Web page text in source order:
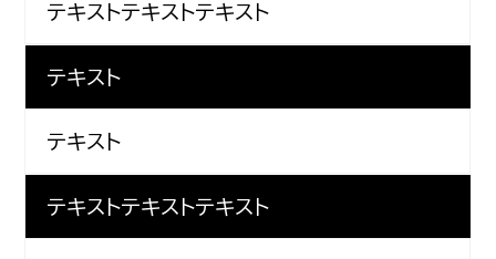
テキストテキストテキスト
テキスト
テキスト
テキストテキストテキスト